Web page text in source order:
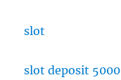
slot
slot deposit 5000